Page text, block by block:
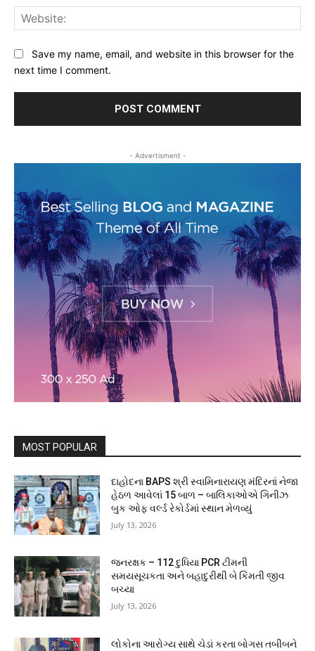
Save my name, email, and website in this browser for the
next time I comment.
- Advertisment -
MOST POPULAR
દાહોદના BAPS શ્રી સ્વામિનારાયણ મંદિરનાં નેજા
હેઠળ આવેલાં 15 બાળ – બાલિકાઓએ ગિનીઝ
બુક ઓફ વર્લ્ડ રેકોર્ડમાં સ્થાન મેળવ્યું
July 13, 2026
જનરક્ષક – 112 દુધિયા PCR ટીમની
સમયસૂચકતા અને બહાદુરીથી બે કિંમતી જીવ
બચ્યા
July 13, 2026
લોકોના આરોગ્ય સાથે ચેડાં કરતા બોગસ તબીબને